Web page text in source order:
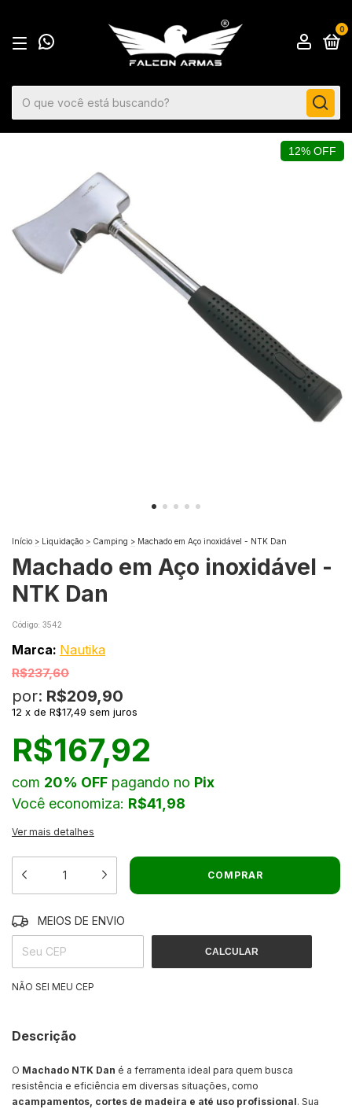
0
12% OFF
Início > Liquidação > Camping > Machado em Aço inoxidável - NTK Dan
Machado em Aço inoxidável -
NTK Dan
Código: 3542
Marca: Nautika
R$237,60
por: R$209,90
12 x de R$17,49 sem juros
R$167,92
com 20% OFF pagando no Pix
Você economiza: R$41,98
Ver mais detalhes
MEIOS DE ENVIO
CALCULAR
NÃO SEI MEU CEP
Descrição
O Machado NTK Dan é a ferramenta ideal para quem busca
resistência e eficiência em diversas situações, como
acampamentos, cortes de madeira e até uso profissional. Sua